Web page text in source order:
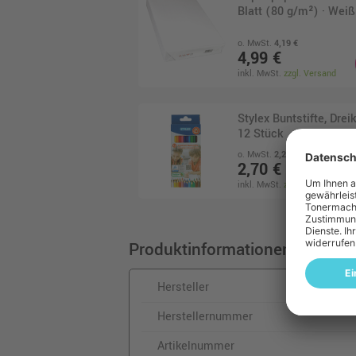
Blatt (80 g/m²) · Weiß
o. MwSt. 4,19 €
4,99 €
inkl. MwSt. zzgl. Versand
Stylex Buntstifte,
12 Stück
o. MwSt. 2,27 €
2,70 €
inkl. MwSt. zzgl. Versand
Produktinformationen
Hersteller
Herstellernummer
Artikelnummer